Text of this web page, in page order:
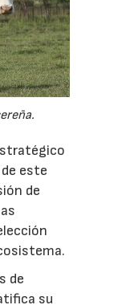
este
de
de
su